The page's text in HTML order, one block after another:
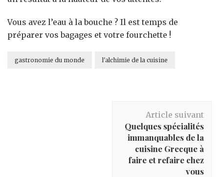
Vous avez l’eau à la bouche ? Il est temps de
préparer vos bagages et votre fourchette !
gastronomie du monde l'alchimie de la cuisine
Article suivant
Quelques spécialités
immanquables de la
cuisine Grecque à
faire et refaire chez
vous